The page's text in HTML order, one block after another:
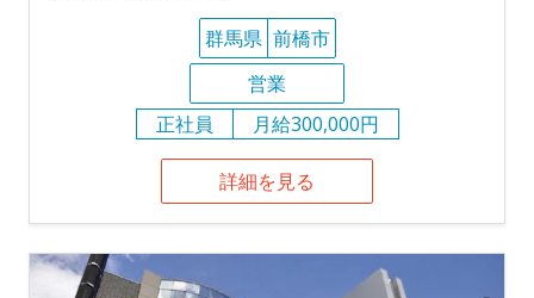
群馬県 前橋市
営業
正社員
月給300,000円
詳細を見る